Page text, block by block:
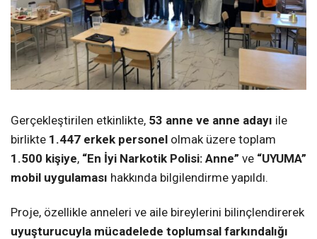
Gerçekleştirilen etkinlikte, 53 anne ve anne adayı ile
birlikte 1.447 erkek personel olmak üzere toplam
1.500 kişiye, “En İyi Narkotik Polisi: Anne” ve “UYUMA”
mobil uygulaması hakkında bilgilendirme yapıldı.
Proje, özellikle anneleri ve aile bireylerini bilinçlendirerek
uyuşturucuyla mücadelede toplumsal farkındalığı